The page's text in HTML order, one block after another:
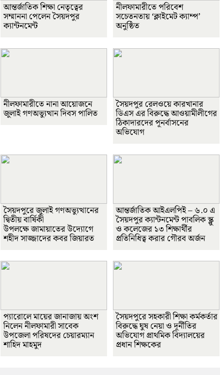
আন্তর্জাতিক শিক্ষা নেতৃত্বের
সম্মাননা পেলেন সৈয়দপুর
ক্যান্টনমেন্ট
নীলফামারীতে পরিবেশ
সচেতনতায় ‘ক্লাইমেট ক্যাম্প’
অনুষ্ঠিত
নীলফামারীতে নানা আয়োজনে
জুলাই গণঅভ্যুত্থান দিবস পালিত
সৈয়দপুর রেলওয়ে কারখানার
ডিএস এর বিরুদ্ধে আওয়ামীলীগের
ঠিকাদারদের পূনর্বাসনের
অভিযোগ
সৈয়দপুরে জুলাই গণঅভ্যুত্থানের
দ্বিতীয় বার্ষিকী
উপলক্ষে জামায়াতের উদ্যোগে
শহীদ সাজ্জাদের কবর জিয়ারত
আন্তর্জাতিক আইএলপিই – ৬.০ এ
সৈয়দপুর ক্যান্টনমেন্ট পাবলিক স্ক্লু
ও কলেজের ১৩ শিক্ষার্থীর
প্রতিনিধিত্ব করার গৌরব অর্জন
প্যারোলে মায়ের জানাজায় অংশ
নিলেন নীলফামারী সাবেক
উপজেলা পরিষদের চেয়ারম্যান
শাহিদ মাহমুদ
সৈয়দপুরে সহকারী শিক্ষা কর্মকর্তার
বিরুদ্ধে ঘুষ নেয়া ও দূর্নীতির
অভিযোগ প্রাথমিক বিদ্যালয়ের
প্রধান শিক্ষকের